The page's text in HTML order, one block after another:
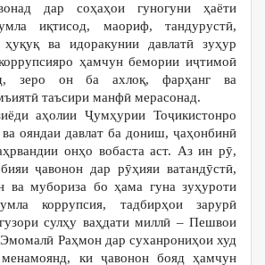
дар соҳаҳои гуногуни ҳаёти
иқтисод, маориф, тандурустӣ,
ва идоракунии давлатӣ зуҳур
ҳамчун бемории иҷтимоӣ
зеро он ба ахлоқ, фарҳанг ва
таъсири манфӣ мерасонад.
аҳолии Ҷумҳурии Тоҷикистонро
ояндаи давлат ба дониш, ҷаҳонбинӣ
онҳо вобаста аст. Аз ин рӯ,
ҷавонон дар рӯҳияи ватандӯстӣ,
ва мубориза бо ҳама гуна зуҳуроти
коррупсия, тадбирҳои зарурӣ
сулҳу ваҳдати миллӣ – Пешвои
Раҳмон дар суханрониҳои худ
менамоянд, ки ҷавонон бояд ҳамчун